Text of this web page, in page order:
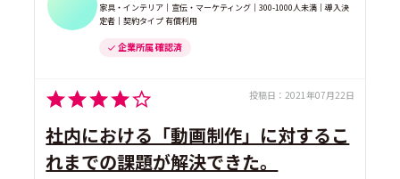
家具・インテリア｜宣伝・マーケティング｜300-1000人未満｜導入決
定者｜契約タイプ 有償利用
企業所属 確認済
投稿日： 2021年07月22日
社内における「動画制作」に対するこ
れまでの課題が解決できた。